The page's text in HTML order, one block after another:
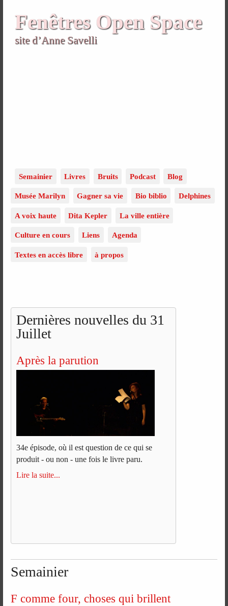
Fenêtres Open Space
site d’Anne Savelli
Semainier Livres Bruits Podcast Blog
Musée Marilyn Gagner sa vie Bio biblio Delphines
A voix haute Dita Kepler La ville entière
Culture en cours Liens Agenda
Textes en accès libre à propos
Dernières nouvelles du 31
Juillet
Après la parution
34e épisode, où il est question de ce qui se
produit - ou non - une fois le livre paru.
Lire la suite...
Semainier
F comme four, choses qui brillent